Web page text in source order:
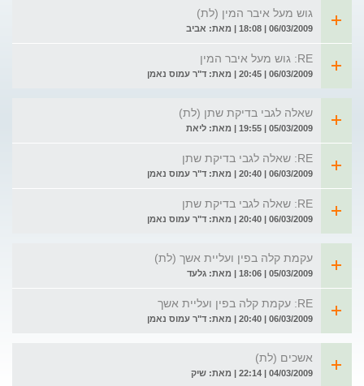
גוש מעל איבר המין (לת)
06/03/2009 | 18:08 | מאת: אביב
RE: גוש מעל איבר המין
06/03/2009 | 20:45 | מאת: ד"ר עמוס נאמן
שאלה לגבי בדיקת שתן (לת)
05/03/2009 | 19:55 | מאת: ליאת
RE: שאלה לגבי בדיקת שתן
06/03/2009 | 20:40 | מאת: ד"ר עמוס נאמן
RE: שאלה לגבי בדיקת שתן
06/03/2009 | 20:40 | מאת: ד"ר עמוס נאמן
עקמת קלה בפין ועליית אשך (לת)
05/03/2009 | 18:06 | מאת: גלעד
RE: עקמת קלה בפין ועליית אשך
06/03/2009 | 20:40 | מאת: ד"ר עמוס נאמן
אשכים (לת)
04/03/2009 | 22:14 | מאת: שיק